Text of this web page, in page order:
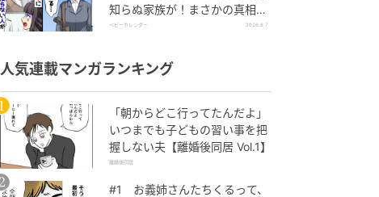
知らぬ家族が！まさかの真相と
は！？
ベビーカレンダー 2026.8.7
人気連載マンガランキング
「朝からどこ行ってたんだよ」
いつまでも子どもの習い事を把
握しない夫【離婚後同居 Vol.1】
離婚後同居
#1 お義姉さんたちくるって、